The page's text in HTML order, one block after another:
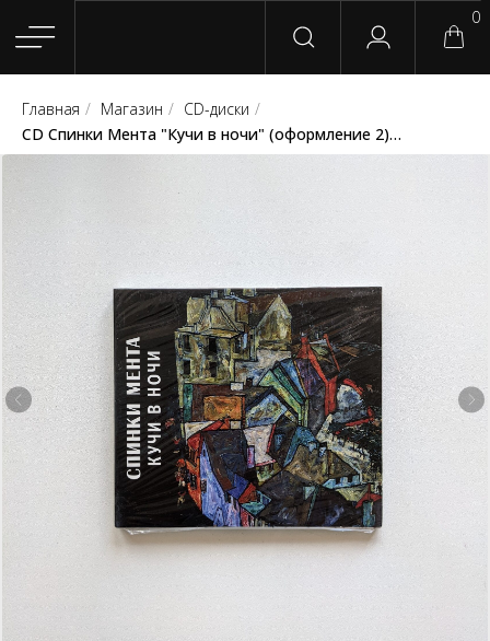
Главная Магазин Группы
Сотрудничество Для покупателей English
Главная / Магазин / CD-диски /
CD Спинки Мента "Кучи в ночи" (оформление 2) (Выргород)